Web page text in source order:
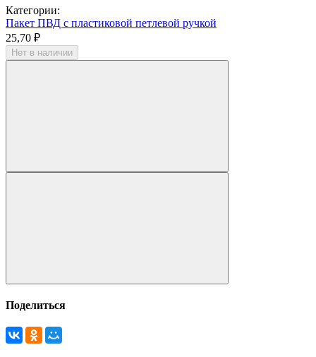
Категории:
Пакет ПВД с пластиковой петлевой ручкой
25,70 ₽
Нет в наличии
Поделиться